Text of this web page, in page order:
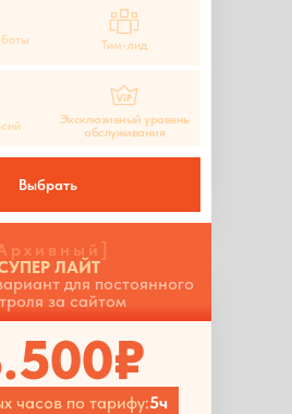
Тим-лид
Эксклюзивный уровень
обслуживания
Выбрать
ЛАЙТ
для постоянного
за сайтом
часов по тарифу:5ч